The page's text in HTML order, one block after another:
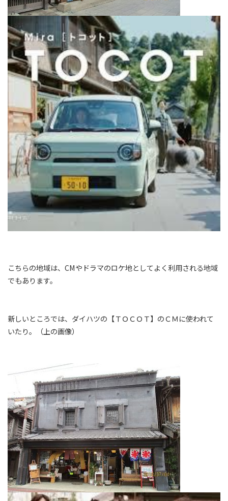
こちらの地域は、CMやドラマのロケ地としてよく利用される地域
でもあります。
新しいところでは、ダイハツの【ＴＯＣＯＴ】のＣＭに使われて
いたり。（上の画像）